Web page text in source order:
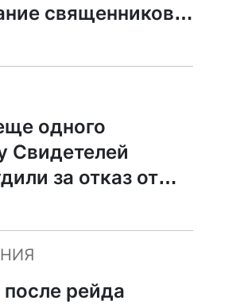
священников
одного
Свидетелей
за отказ от
рейда